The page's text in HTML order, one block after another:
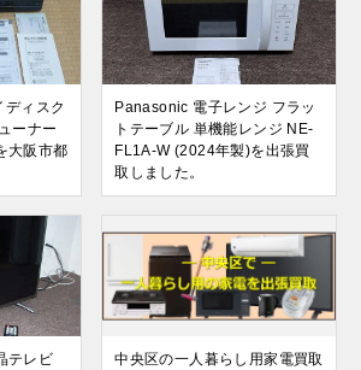
ディスク
ーナー
大阪市都
Panasonic 電子レンジ フラッ
トテーブル 単機能レンジ NE-
FL1A-W (2024年製)を出張買
取しました。
テレビ
中央区の一人暮らし用家電買取